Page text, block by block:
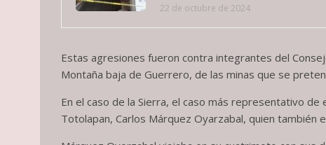
22 de octubre de 2024
Estas agresiones fueron contra integrantes del
Montaña baja de Guerrero, de las minas que se
En el caso de la Sierra, el caso más representativo
Totolapan, Carlos Márquez Oyarzabal, quien